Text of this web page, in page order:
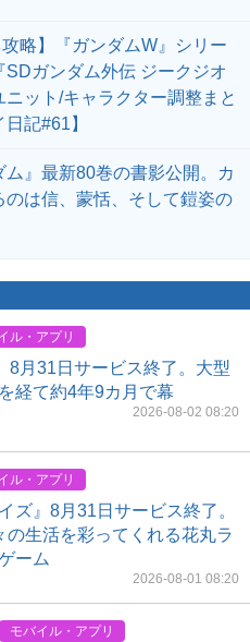
攻略】『ガンダムW』シリー
SDガンダム外伝 ジークジオ
ニット/キャラクター調整まと
記#61】
ム』最新80巻の書影公開。カ
のは信、蒙恬、そして鎧姿の
ル・アプリ
8月31日サービス終了。大型
経て約4年9カ月で幕
2026-08-02 08:20
ル・アプリ
ズ』8月31日サービス終了。
の生活を彩ってくれる花丸ラ
ーム
2026-08-01 08:20
モバイル・アプリ